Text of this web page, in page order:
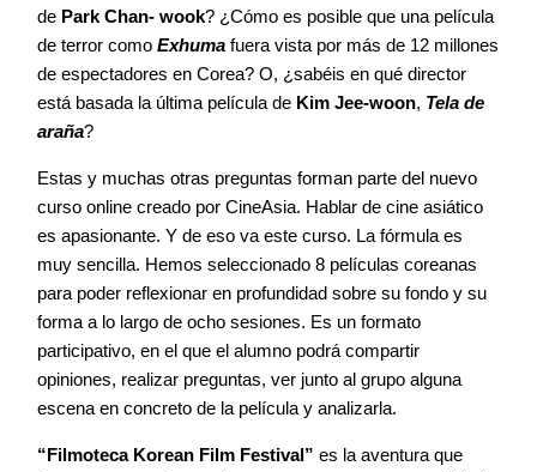
de Park Chan- wook? ¿Cómo es posible que una película
de terror como Exhuma fuera vista por más de 12 millones
de espectadores en Corea? O, ¿sabéis en qué director
está basada la última película de Kim Jee-woon, Tela de
araña?
Estas y muchas otras preguntas forman parte del nuevo
curso online creado por CineAsia. Hablar de cine asiático
es apasionante. Y de eso va este curso. La fórmula es
muy sencilla. Hemos seleccionado 8 películas coreanas
para poder reflexionar en profundidad sobre su fondo y su
forma a lo largo de ocho sesiones. Es un formato
participativo, en el que el alumno podrá compartir
opiniones, realizar preguntas, ver junto al grupo alguna
escena en concreto de la película y analizarla.
“Filmoteca Korean Film Festival” es la aventura que